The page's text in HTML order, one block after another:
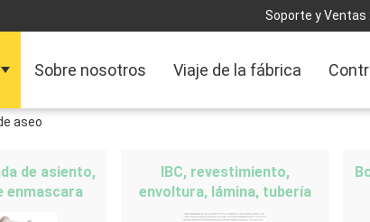
Soporte y Ventas :
Sobre nosotros Viaje de la fábrica
aseo
de asiento,
enmascara
IBC, revestimiento,
envoltura, lámina, tubería